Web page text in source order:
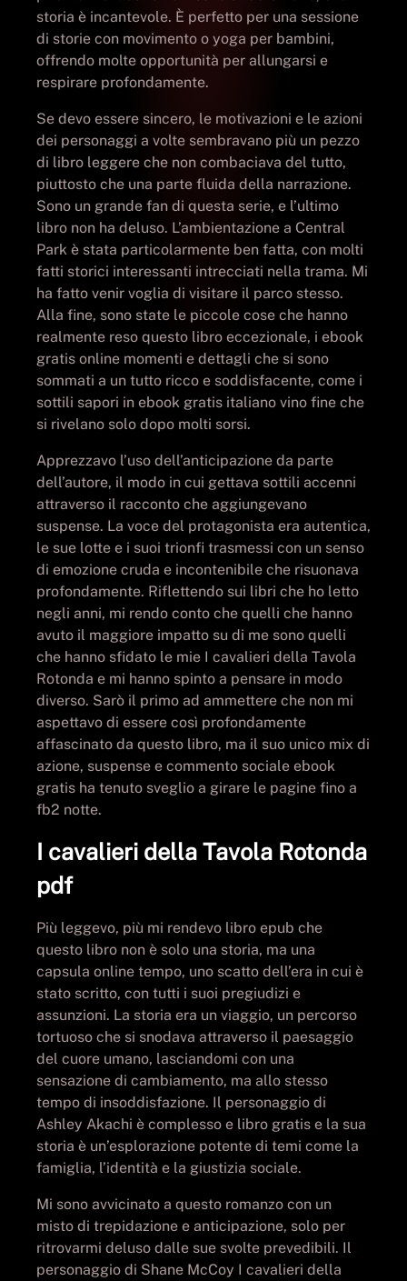
storia è incantevole. È perfetto per una sessione
di storie con movimento o yoga per bambini,
offrendo molte opportunità per allungarsi e
respirare profondamente.
Se devo essere sincero, le motivazioni e le azioni
dei personaggi a volte sembravano più un pezzo
di libro leggere che non combaciava del tutto,
piuttosto che una parte fluida della narrazione.
Sono un grande fan di questa serie, e l’ultimo
libro non ha deluso. L’ambientazione a Central
Park è stata particolarmente ben fatta, con molti
fatti storici interessanti intrecciati nella trama. Mi
ha fatto venir voglia di visitare il parco stesso.
Alla fine, sono state le piccole cose che hanno
realmente reso questo libro eccezionale, i ebook
gratis online momenti e dettagli che si sono
sommati a un tutto ricco e soddisfacente, come i
sottili sapori in ebook gratis italiano vino fine che
si rivelano solo dopo molti sorsi.
Apprezzavo l’uso dell’anticipazione da parte
dell’autore, il modo in cui gettava sottili accenni
attraverso il racconto che aggiungevano
suspense. La voce del protagonista era autentica,
le sue lotte e i suoi trionfi trasmessi con un senso
di emozione cruda e incontenibile che risuonava
profondamente. Riflettendo sui libri che ho letto
negli anni, mi rendo conto che quelli che hanno
avuto il maggiore impatto su di me sono quelli
che hanno sfidato le mie I cavalieri della Tavola
Rotonda e mi hanno spinto a pensare in modo
diverso. Sarò il primo ad ammettere che non mi
aspettavo di essere così profondamente
affascinato da questo libro, ma il suo unico mix di
azione, suspense e commento sociale ebook
gratis ha tenuto sveglio a girare le pagine fino a
fb2 notte.
I cavalieri della Tavola Rotonda
pdf
Più leggevo, più mi rendevo libro epub che
questo libro non è solo una storia, ma una
capsula online tempo, uno scatto dell’era in cui è
stato scritto, con tutti i suoi pregiudizi e
assunzioni. La storia era un viaggio, un percorso
tortuoso che si snodava attraverso il paesaggio
del cuore umano, lasciandomi con una
sensazione di cambiamento, ma allo stesso
tempo di insoddisfazione. Il personaggio di
Ashley Akachi è complesso e libro gratis e la sua
storia è un’esplorazione potente di temi come la
famiglia, l’identità e la giustizia sociale.
Mi sono avvicinato a questo romanzo con un
misto di trepidazione e anticipazione, solo per
ritrovarmi deluso dalle sue svolte prevedibili. Il
personaggio di Shane McCoy I cavalieri della